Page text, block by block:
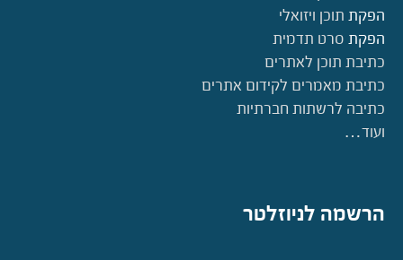
הפקת תוכן ויזואלי
הפקת סרט תדמית
כתיבת תוכן לאתרים
כתיבת מאמרים לקידום אתרים
כתיבה לרשתות חברתיות
ועוד…
הרשמה לניוזלטר